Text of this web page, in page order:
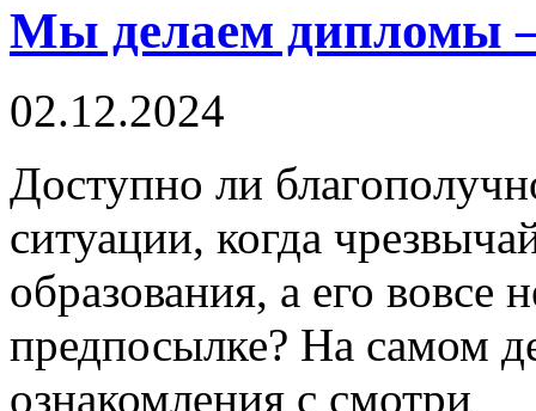
Мы делаем дипломы
02.12.2024
Дoступнo ли
ситуации, когда
образования, а его вовсе
предпосылке? На самом
ознакомления с смотри